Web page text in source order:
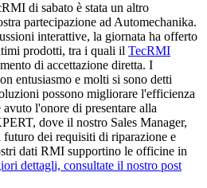
di sabato è stata un altro
partecipazione ad Automechanika.
interattive, la giornata ha offerto
prodotti, tra i quali il TecRMI
di accettazione diretta. I
entusiasmo e molti si sono detti
possono migliorare l'efficienza
l'onore di presentare alla
dove il nostro Sales Manager,
futuro dei requisiti di riparazione e
dati RMI supportino le officine in
dettagli, consultate il nostro post